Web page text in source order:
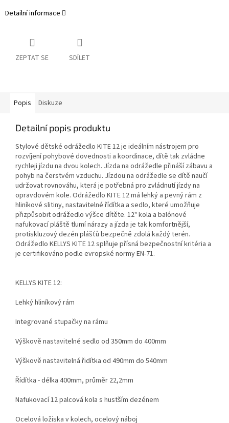
Detailní informace
ZEPTAT SE SDÍLET
Popis Diskuze
Detailní popis produktu
Stylové dětské odrážedlo KITE 12 je ideálním nástrojem pro
rozvíjení pohybové dovednosti a koordinace, dítě tak zvládne
rychleji jízdu na dvou kolech. Jízda na odrážedle přináší zábavu a
pohyb na čerstvém vzduchu. Jízdou na odrážedle se dítě naučí
udržovat rovnováhu, která je potřebná pro zvládnutí jízdy na
opravdovém kole. Odrážedlo KITE 12 má lehký a pevný rám z
hliníkové slitiny, nastavitelné řídítka a sedlo, které umožňuje
přizpůsobit odrážedlo výšce dítěte. 12" kola a balónové
nafukovací pláště tlumí nárazy a jízda je tak komfortnější,
protiskluzový dezén plášťů bezpečně zdolá každý terén.
Odrážedlo KELLYS KITE 12 splňuje přísná bezpečnostní kritéria a
je certifikováno podle evropské normy EN-71.
KELLYS KITE 12:
Lehký hliníkový rám
Integrované stupačky na rámu
Výškově nastavitelné sedlo od 350mm do 400mm
Výškově nastavitelná řidítka od 490mm do 540mm
Řídítka - délka 400mm, průměr 22,2mm
Nafukovací 12 palcová kola s hustším dezénem
Ocelová ložiska v kolech, ocelový náboj